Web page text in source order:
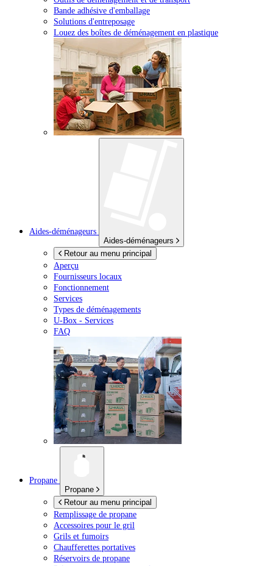
Bande adhésive d'emballage
Solutions d'entreposage
Louez des boîtes de déménagement en plastique
Aides-déménageurs
Aides-déménageurs
Retour au menu principal
Aperçu
Fournisseurs locaux
Fonctionnement
Services
Types de déménagements
U-Box - Services
FAQ
Propane
Propane
Retour au menu principal
Remplissage de propane
Accessoires pour le gril
Grils et fumoirs
Chaufferettes portatives
Réservoirs de propane